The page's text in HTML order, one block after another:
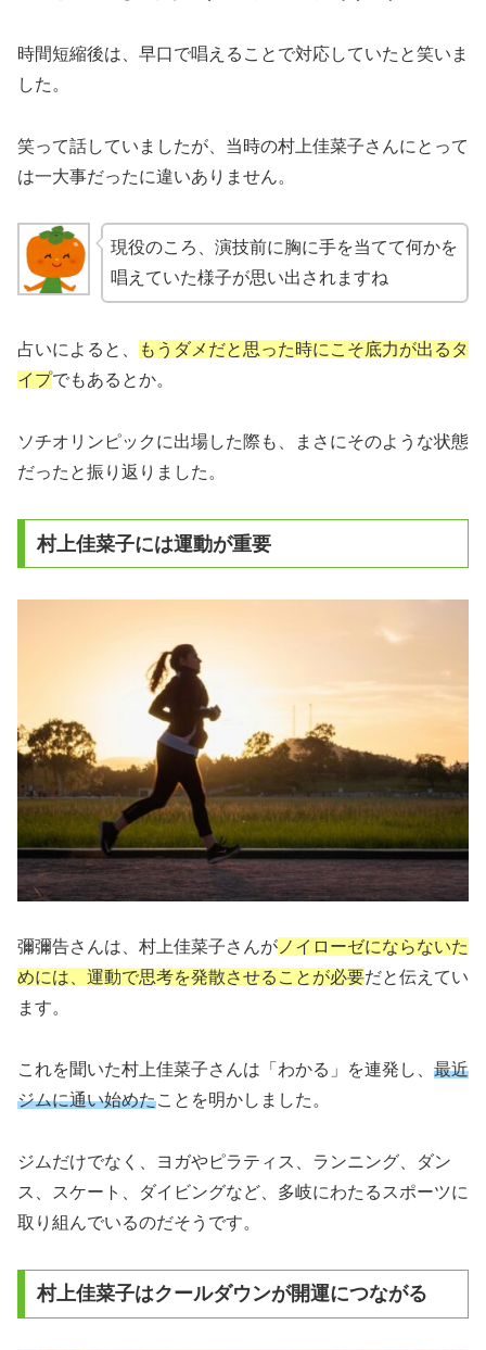
時間短縮後は、早口で唱えることで対応していたと笑いま
した。
笑って話していましたが、当時の村上佳菜子さんにとって
は一大事だったに違いありません。
現役のころ、演技前に胸に手を当てて何かを
唱えていた様子が思い出されますね
占いによると、
もうダメだと思った時にこそ底力が出るタ
イプでもあるとか。
ソチオリンピックに出場した際も、まさにそのような状態
だったと振り返りました。
村上佳菜子には運動が重要
彌彌告さんは、村上佳菜子さんが ノイローゼにならないた
めには、運動で思考を発散させることが必要だと伝えてい
ます。
これを聞いた村上佳菜子さんは「わかる」を連発し、 最近
ジムに通い始めたことを明かしました。
ジムだけでなく、ヨガやピラティス、ランニング、ダン
ス、スケート、ダイビングなど、多岐にわたるスポーツに
取り組んでいるのだそうです。
村上佳菜子はクールダウンが開運につながる